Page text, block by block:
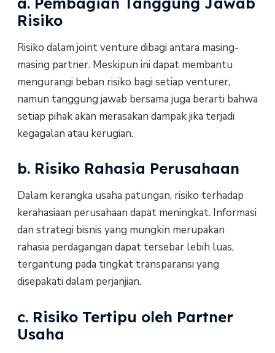
Risiko
Risiko dalam joint venture dibagi antara masing-
masing partner. Meskipun ini dapat membantu
mengurangi beban risiko bagi setiap venturer,
namun tanggung jawab bersama juga berarti bahwa
setiap pihak akan merasakan dampak jika terjadi
kegagalan atau kerugian.
b. Risiko Rahasia Perusahaan
Dalam kerangka usaha patungan, risiko terhadap
kerahasiaan perusahaan dapat meningkat. Informasi
dan strategi bisnis yang mungkin merupakan
rahasia perdagangan dapat tersebar lebih luas,
tergantung pada tingkat transparansi yang
disepakati dalam perjanjian.
c. Risiko Tertipu oleh Partner
Usaha